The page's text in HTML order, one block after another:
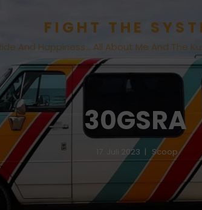
FIGHT THE
And Happiness… All About Me And The
30GSRA
17. Juli 2023 Scoop